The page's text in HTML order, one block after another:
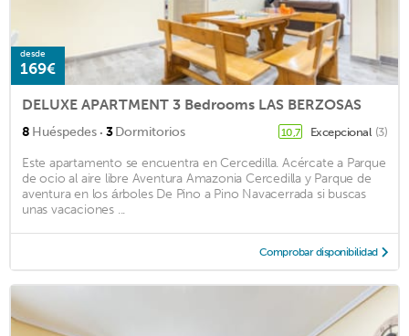
desde
169€
DELUXE APARTMENT 3 Bedrooms LAS BERZOSAS
8 Huéspedes · 3Dormitorios 10,7 Excepcional (3)
Este apartamento se encuentra en Cercedilla. Acércate a Parque
de ocio al aire libre Aventura Amazonia Cercedilla y Parque de
aventura en los árboles De Pino a Pino Navacerrada si buscas
unas vacaciones ...
Comprobar disponibilidad